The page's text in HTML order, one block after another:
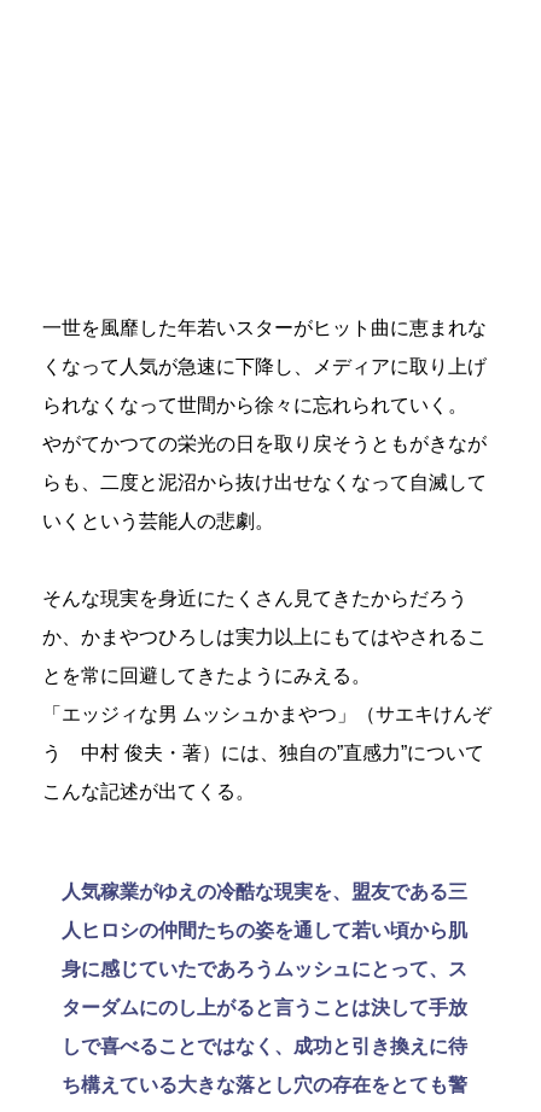
一世を風靡した年若いスターがヒット曲に恵まれな
くなって人気が急速に下降し、メディアに取り上げ
られなくなって世間から徐々に忘れられていく。
やがてかつての栄光の日を取り戻そうともがきなが
らも、二度と泥沼から抜け出せなくなって自滅して
いくという芸能人の悲劇。
そんな現実を身近にたくさん見てきたからだろう
か、かまやつひろしは実力以上にもてはやされるこ
とを常に回避してきたようにみえる。
「エッジィな男 ムッシュかまやつ」（サエキけんぞ
う 中村 俊夫・著）には、独自の”直感力”について
こんな記述が出てくる。
人気稼業がゆえの冷酷な現実を、盟友である三
人ヒロシの仲間たちの姿を通して若い頃から肌
身に感じていたであろうムッシュにとって、ス
ターダムにのし上がると言うことは決して手放
しで喜べることではなく、成功と引き換えに待
ち構えている大きな落とし穴の存在をとても警